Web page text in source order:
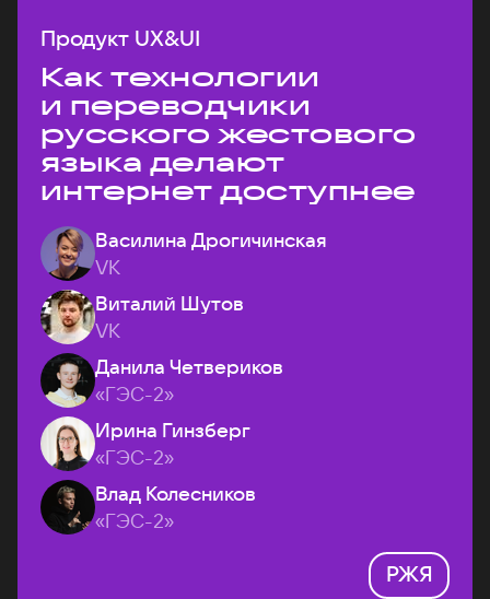
Продукт UX&UI
Как технологии
и переводчики
русского жестового
языка делают
интернет доступнее
Василина Дрогичинская
VK
Виталий Шутов
VK
Данила Четвериков
«ГЭС-2»
Ирина Гинзберг
«ГЭС-2»
Влад Колесников
«ГЭС-2»
РЖЯ